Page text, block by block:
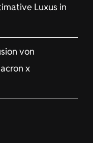
Luxus in
von
x